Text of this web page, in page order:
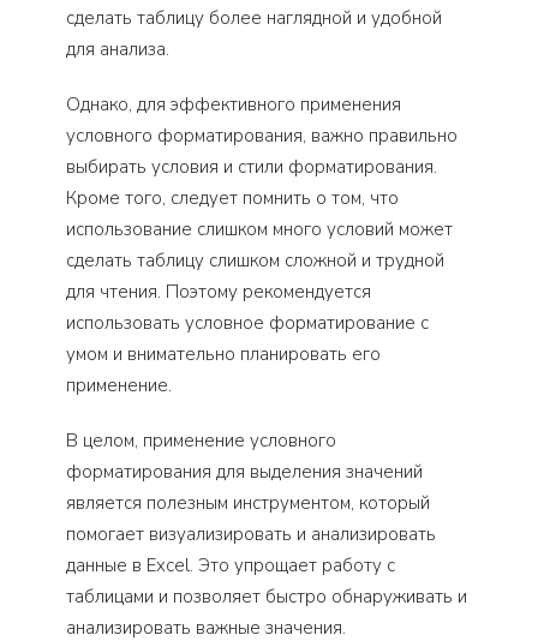
сделать таблицу более наглядной и удобной
для анализа.
Однако, для эффективного применения
условного форматирования, важно правильно
выбирать условия и стили форматирования.
Кроме того, следует помнить о том, что
использование слишком много условий может
сделать таблицу слишком сложной и трудной
для чтения. Поэтому рекомендуется
использовать условное форматирование с
умом и внимательно планировать его
применение.
В целом, применение условного
форматирования для выделения значений
является полезным инструментом, который
помогает визуализировать и анализировать
данные в Excel. Это упрощает работу с
таблицами и позволяет быстро обнаруживать и
анализировать важные значения.